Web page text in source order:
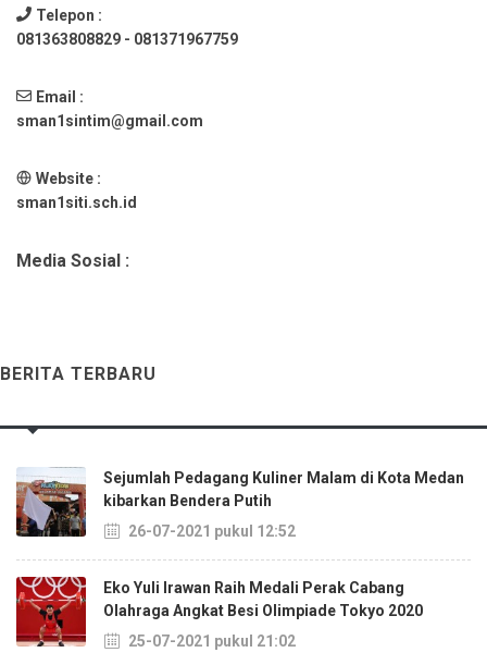
Telepon :
081363808829 - 081371967759
Email :
sman1sintim@gmail.com
Website :
sman1siti.sch.id
Media Sosial :
BERITA TERBARU
Sejumlah Pedagang Kuliner Malam di Kota Medan
kibarkan Bendera Putih
26-07-2021 pukul 12:52
Eko Yuli Irawan Raih Medali Perak Cabang
Olahraga Angkat Besi Olimpiade Tokyo 2020
25-07-2021 pukul 21:02